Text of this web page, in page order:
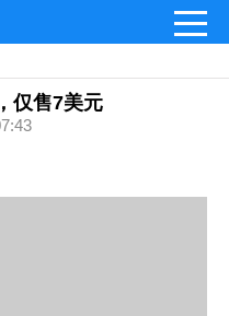
仅售7美元